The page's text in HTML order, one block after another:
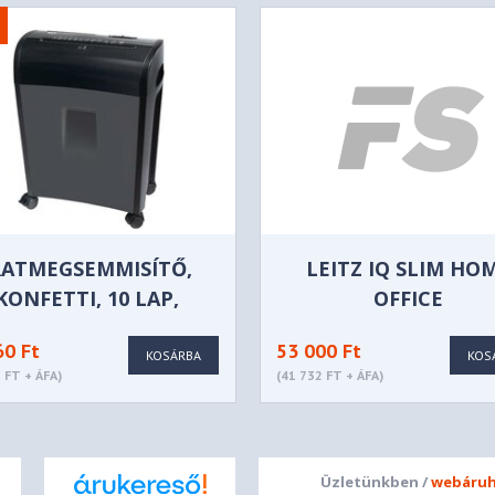
10 LAP,
Ft
+ ÁFA)
KOSÁRBA
LEITZ IQ SLIM
OFFICE
53 000 Ft
(41 732 FT + ÁFA)
Üzletünkben /